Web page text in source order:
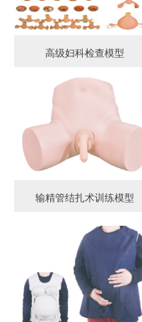
高级妇科检查模型
输精管结扎术训练模型